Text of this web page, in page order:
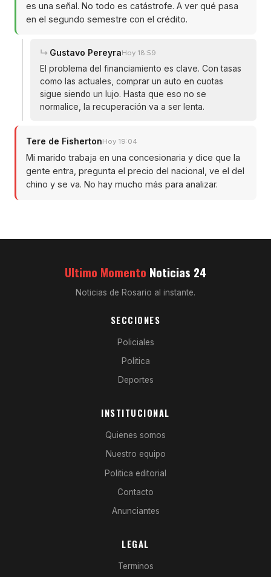
es una señal. No todo es catástrofe. A ver qué pasa
en el segundo semestre con el crédito.
Gustavo PereyraHoy 18:59
El problema del financiamiento es clave. Con tasas
como las actuales, comprar un auto en cuotas
sigue siendo un lujo. Hasta que eso no se
normalice, la recuperación va a ser lenta.
Tere de FishertonHoy 19:04
Mi marido trabaja en una concesionaria y dice que la
gente entra, pregunta el precio del nacional, ve el del
chino y se va. No hay mucho más para analizar.
Ultimo Momento Noticias 24
Noticias de Rosario al instante.
SECCIONES
Policiales
Politica
Deportes
INSTITUCIONAL
Quienes somos
Nuestro equipo
Politica editorial
Contacto
Anunciantes
LEGAL
Terminos